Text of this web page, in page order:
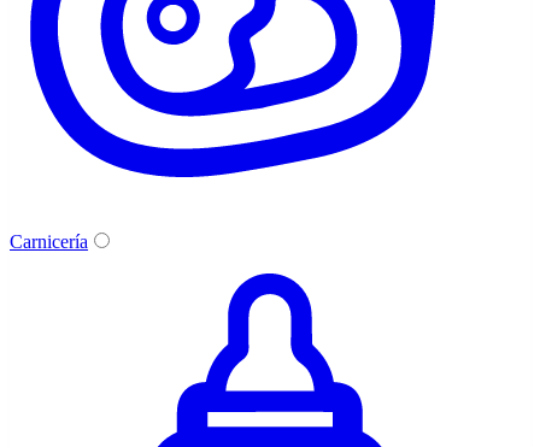
Carnicería